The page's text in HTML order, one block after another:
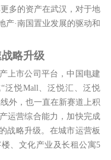
多的资产在武汉，对于地
产·南国置业发展的驱动和
略升级
上市公司平台，中国电建
泛悦Mall、泛悦汇、泛悦
外，也一直在新赛道上积
运营综合能力，加快完成
战略升级。在城市运营板
、文化产业及长租公寓5